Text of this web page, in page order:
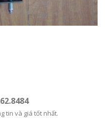
tin và giá tốt nhất.